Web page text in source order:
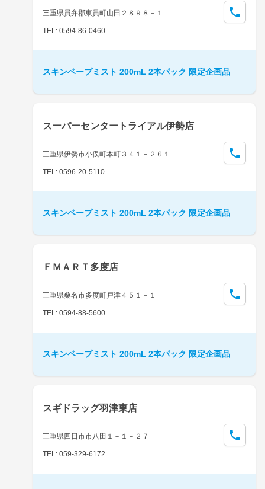
三重県員弁郡東員町山田２８９８－１
TEL: 0594-86-0460
スキンベープミスト 200mL 2本パック 限定企画品
スーパーセンタートライアル伊勢店
三重県伊勢市小俣町本町３４１－２６１
TEL: 0596-20-5110
スキンベープミスト 200mL 2本パック 限定企画品
ＦＭＡＲＴ多度店
三重県桑名市多度町戸津４５１－１
TEL: 0594-88-5600
スキンベープミスト 200mL 2本パック 限定企画品
スギドラッグ羽津東店
三重県四日市市八田１－１－２７
TEL: 059-329-6172